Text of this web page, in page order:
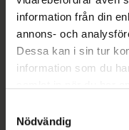
information från din
annons- och
Dessa kan i sin tur
information som du
återkalla ditt
Nödvändig